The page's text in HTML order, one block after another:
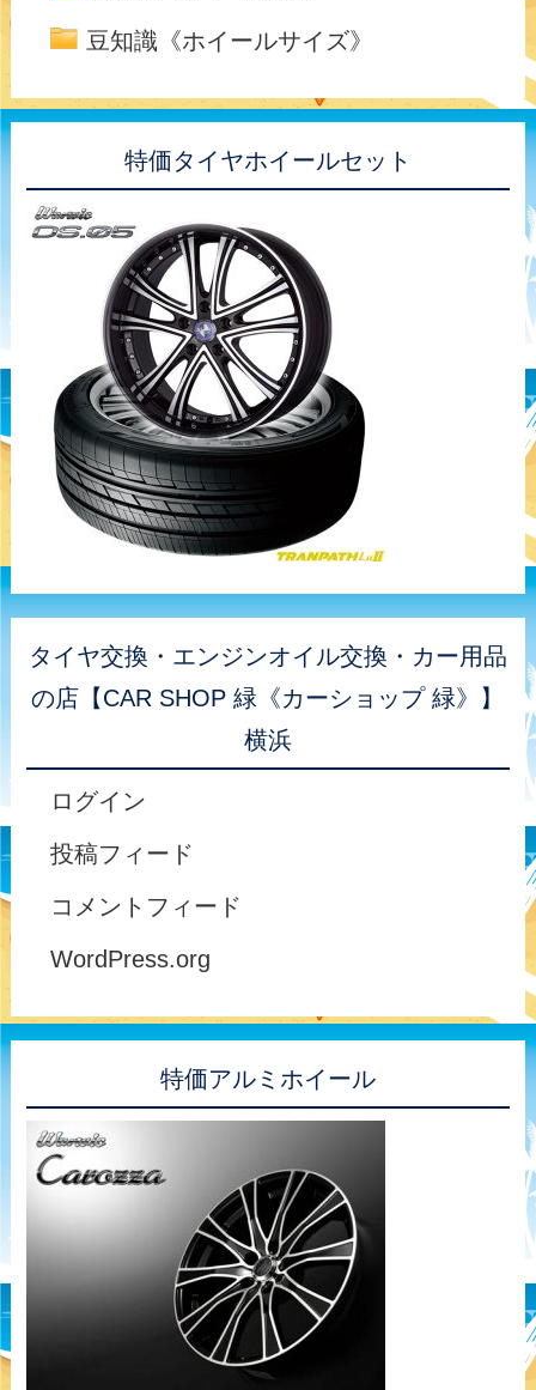
豆知識《ホイールサイズ》
特価タイヤホイールセット
タイヤ交換・エンジンオイル交換・カー用品
の店【CAR SHOP 緑《カーショップ 緑》】
横浜
ログイン
投稿フィード
コメントフィード
WordPress.org
特価アルミホイール